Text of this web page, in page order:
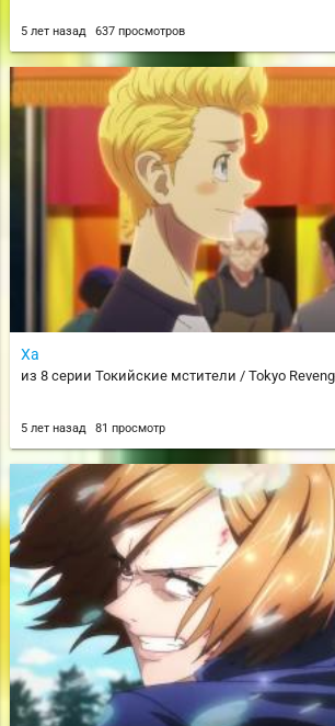
5 лет назад 637 просмотров
Ха
из 8 серии Токийские мстители / Tokyo
5 лет назад 81 просмотр